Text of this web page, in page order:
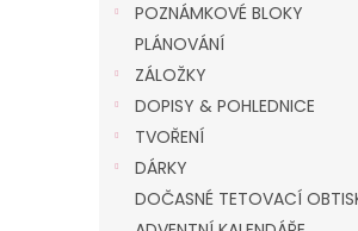
POZNÁMKOVÉ BLOKY
PLÁNOVÁNÍ
ZÁLOŽKY
DOPISY & POHLEDNICE
TVOŘENÍ
DÁRKY
DOČASNÉ TETOVACÍ